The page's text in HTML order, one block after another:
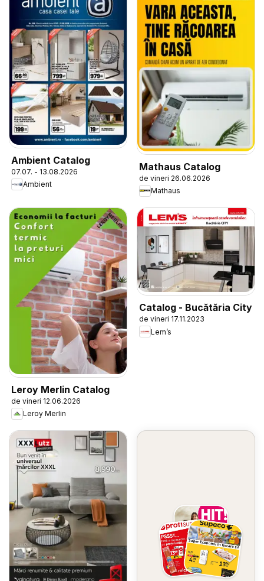
Ambient Catalog
07.07. - 13.08.2026
Ambient
Mathaus Catalog
de vineri 26.06.2026
Mathaus
Leroy Merlin Catalog
de vineri 12.06.2026
Leroy Merlin
Catalog - Bucătăria City
de vineri 17.11.2023
Lem’s